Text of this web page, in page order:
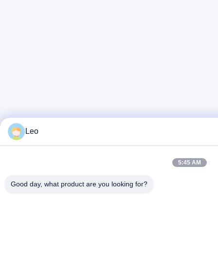
Leo
5:45 AM
Good day, what product are you looking for?